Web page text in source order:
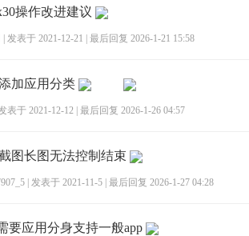
操作改进建议
发表于 2021-12-21 最后回复 2026-1-21 15:58
加应用分类
表于 2021-12-12 最后回复 2026-1-26 04:57
图长图无法控制结束
发表于 2021-11-5 最后回复 2026-1-27 04:28
要应用分身支持一般app